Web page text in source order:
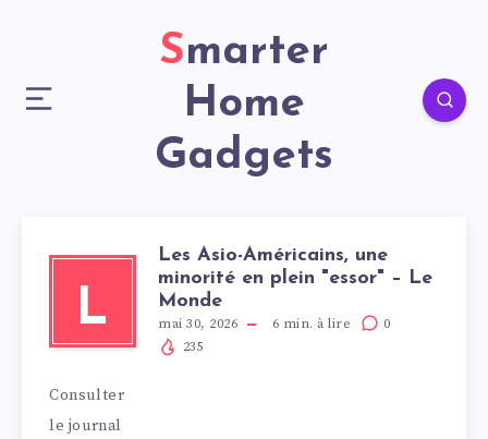
Smarter
Home
Gadgets
L
Les Asio-Américains, une
minorité en plein "essor" – Le
Monde
mai 30, 2026 6 min. à lire
0
235
Consulter
le journal